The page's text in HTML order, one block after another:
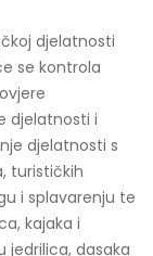
djelatnosti
se kontrola
djelatnosti i
djelatnosti s
turističkih
i splavarenju te
kajaka i
jedrilica, dasaka